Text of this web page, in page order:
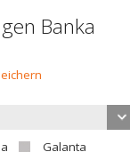
Banka
Galanta